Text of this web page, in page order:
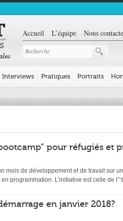
Accueil L’équipe Nous
Interviews Pratiques Portraits
pour réfugiés et
mois de développement et de travail
programmation. L’initiative est celle de
en janvier 2018?